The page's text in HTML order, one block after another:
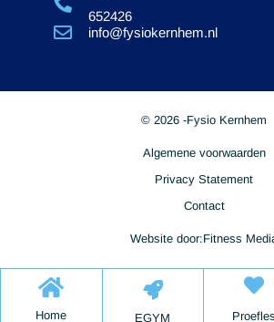
652426
info@fysiokernhem.nl
© 2026 -Fysio Kernhem
Algemene voorwaarden
Privacy Statement
Contact
Website door:Fitness
Home EGYM Proefles